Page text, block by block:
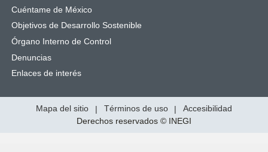
Cuéntame de México
Objetivos de Desarrollo Sostenible
Órgano Interno de Control
Denuncias
Enlaces de interés
Mapa del sitio | Términos de uso |
Accesibilidad
Derechos reservados © INEGI